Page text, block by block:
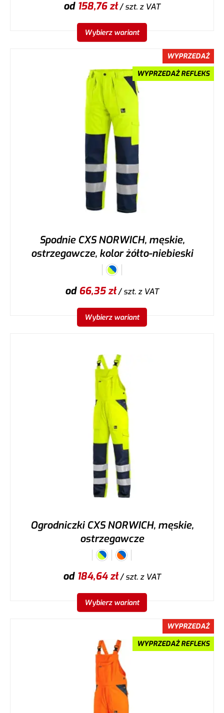
od 158,76zł/ szt.z VAT
Wybierz wariant
WYPRZEDAŻ
WYPRZEDAŻ REFLEKS
Spodnie CXS NORWICH, męskie,
ostrzegawcze, kolor żółto-niebieski
od66,35zł/ szt.z VAT
Wybierz wariant
Ogrodniczki CXS NORWICH, męskie,
ostrzegawcze
od 184,64zł/ szt.z VAT
Wybierz wariant
WYPRZEDAŻ
WYPRZEDAŻ REFLEKS